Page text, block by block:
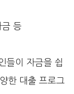
등
들이 자금을 쉽
한 대출 프로그